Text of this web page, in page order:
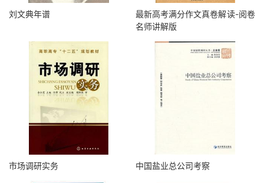
刘文典年谱
最新高考满分作文真卷解读-阅卷
名师讲解版
市场调研实务 中国盐业总公司考察